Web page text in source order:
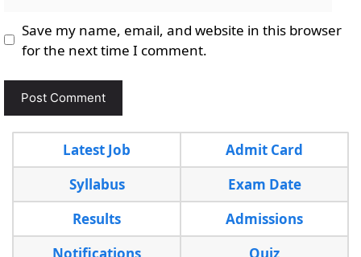
Save my name, email, and website in this browser
for the next time I comment.
Latest Job
Admit Card
Syllabus
Exam Date
Results
Admissions